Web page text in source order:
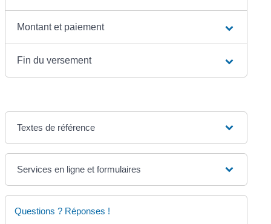
Montant et paiement
Fin du versement
Textes de référence
Services en ligne et formulaires
Questions ? Réponses !